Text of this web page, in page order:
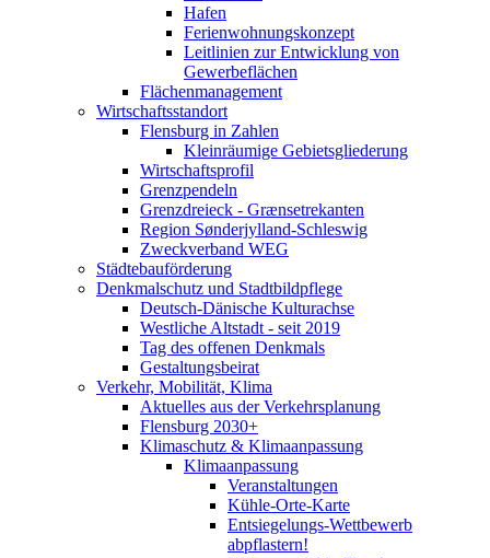
Hafen
Ferienwohnungskonzept
Leitlinien zur Entwicklung von
Gewerbeflächen
Flächenmanagement
Wirtschaftsstandort
Flensburg in Zahlen
Kleinräumige Gebietsgliederung
Wirtschaftsprofil
Grenzpendeln
Grenzdreieck - Grænsetrekanten
Region Sønderjylland-Schleswig
Zweckverband WEG
Städtebauförderung
Denkmalschutz und Stadtbildpflege
Deutsch-Dänische Kulturachse
Westliche Altstadt - seit 2019
Tag des offenen Denkmals
Gestaltungsbeirat
Verkehr, Mobilität, Klima
Aktuelles aus der Verkehrsplanung
Flensburg 2030+
Klimaschutz & Klimaanpassung
Klimaanpassung
Veranstaltungen
Kühle-Orte-Karte
Entsiegelungs-Wettbewerb
abpflastern!